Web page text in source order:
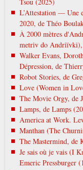
L’Attestation — Une
2020, de Théo
À 2000 mètres
metrіv do
Walker Evans,
Dépression, de
Robot Stories, de
Love (Women in
The Movie Orgy, de
Lamps, de Lamps
America at Work.
Manthan (The
The Mastermind, de
Je sais où je vais (I
Emeric Pressburger